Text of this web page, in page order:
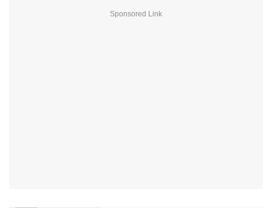
Sponsored Link